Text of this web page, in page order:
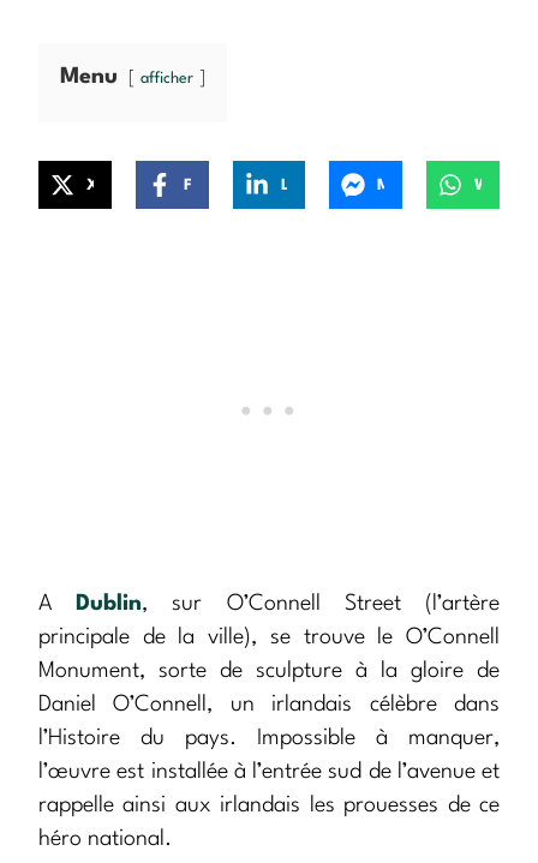
Menu afficher
A Dublin, sur O’Connell Street (l’artère
principale de la ville), se trouve le O’Connell
Monument, sorte de sculpture à la gloire de
Daniel O’Connell, un irlandais célèbre dans
l’Histoire du pays. Impossible à manquer,
l’œuvre est installée à l’entrée sud de l’avenue et
rappelle ainsi aux irlandais les prouesses de ce
héro national.